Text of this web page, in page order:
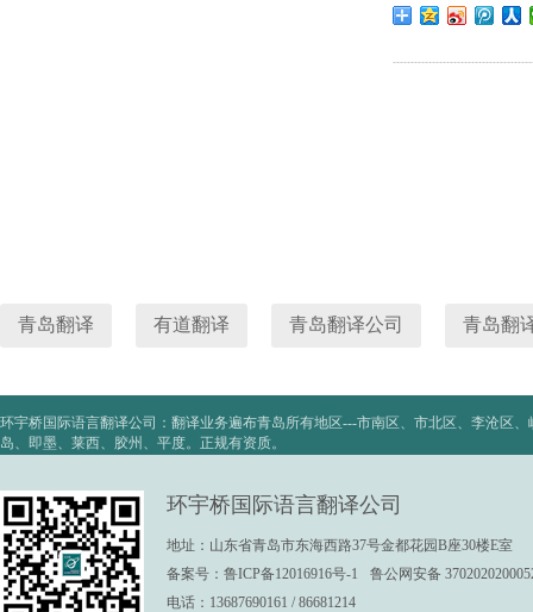
青岛翻译 有道翻译 青岛翻译公司 青岛翻
环宇桥国际语言翻译公司：翻译业务遍布青岛所有地区---市南区、市北区、李沧区
岛、即墨、莱西、胶州、平度。正规有资质。
环宇桥国际语言翻译公司
地址：山东省青岛市东海西路37号金都花园B座30楼E室
备案号： 鲁ICP备12016916号-1
鲁公网安备
电话：13687690161 / 86681214